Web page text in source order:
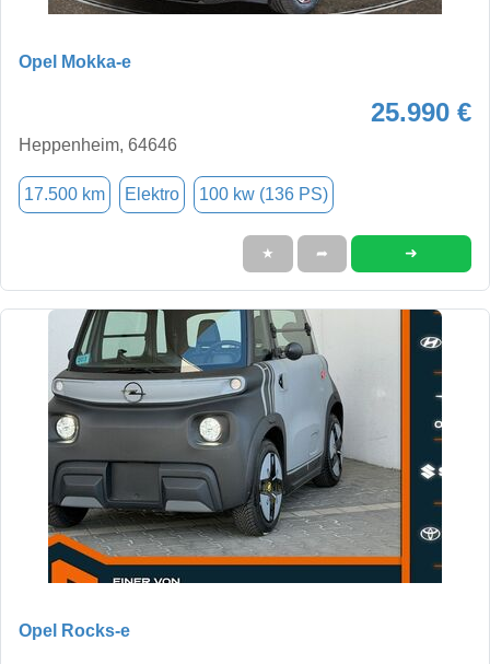
Opel Mokka-e
25.990 €
Heppenheim, 64646
17.500 km Elektro 100 kw (136 PS)
★ ➦ ➜
Opel Rocks-e